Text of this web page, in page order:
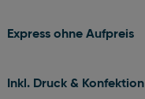
Express ohne Aufpreis
Inkl. Druck & Konfektion